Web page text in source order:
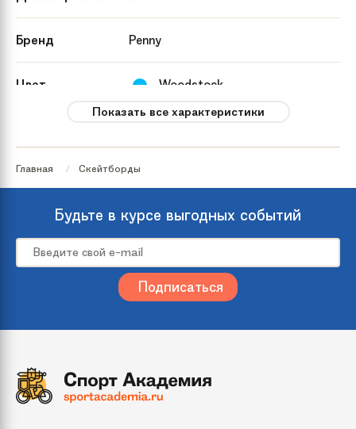
Бренд Penny
Цвет Woodstock
Материал доски Пластик
Ширина доски 19 см
Вес 3 кг
Подвеска Custom 4"
Показать все характеристики
Главная Скейтборды
Будьте в курсе выгодных событий